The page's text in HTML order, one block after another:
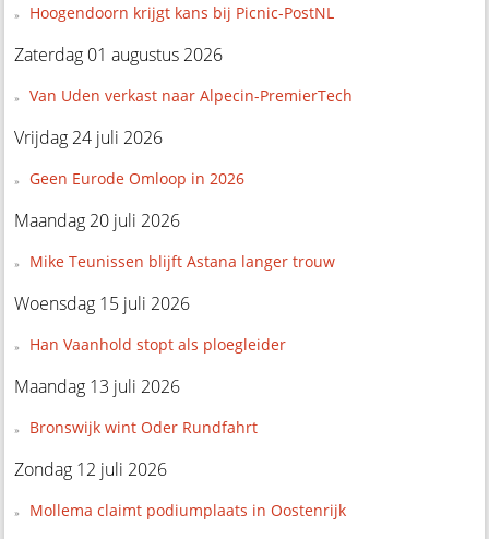
Hoogendoorn krijgt kans bij Picnic-PostNL
Zaterdag 01 augustus 2026
Van Uden verkast naar Alpecin-PremierTech
Vrijdag 24 juli 2026
Geen Eurode Omloop in 2026
Maandag 20 juli 2026
Mike Teunissen blijft Astana langer trouw
Woensdag 15 juli 2026
Han Vaanhold stopt als ploegleider
Maandag 13 juli 2026
Bronswijk wint Oder Rundfahrt
Zondag 12 juli 2026
Mollema claimt podiumplaats in Oostenrijk